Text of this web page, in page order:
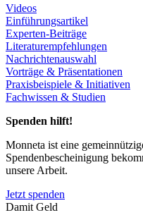
Videos
Einführungsartikel
Experten-Beiträge
Literaturempfehlungen
Nachrichtenauswahl
Vorträge & Präsentationen
Praxisbeispiele & Initiativen
Fachwissen & Studien
Spenden hilft!
Monneta ist eine
Spendenbescheinigung
unsere Arbeit.
Jetzt spenden
Damit Geld